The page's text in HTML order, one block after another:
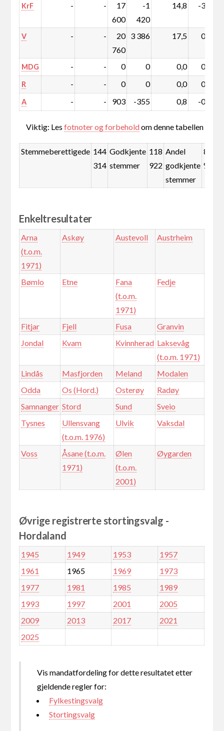
KrF - -
17
600
-1
420
14,8 -3,7
V - -
20
760
3 386 17,5 0,5
MDG - - 0 0 0,0 0,0
R - - 0 0 0,0 0,0
A - - 903 -355 0,8 -0,5
Viktig: Lesfotnoter og forbeholdom denne tabellen
Stemmeberettigede 144
314
Godkjente
stemmer
118
922
Andel
godkjente
stemmer
82,4
%
Enkeltresultater
Arna
(t.o.m.
1971)
Askøy Austevoll Austrheim
Bømlo Etne
Fana
(t.o.m.
1971)
Fedje
Fitjar Fjell Fusa
Granvin
Jondal
Kvam Kvinnherad Laksevåg
(t.o.m. 1971)
Lindås
Masfjorden Meland
Modalen
Odda
Os (Hord.) Osterøy
Radøy
Samnanger Stord Sund
Sveio
Tysnes
Ullensvang
(t.o.m. 1976)
Ulvik Vaksdal
Voss
Åsane (t.o.m.
1971)
Ølen
(t.o.m.
2001)
Øygarden
Øvrige registrerte stortingsvalg -
Hordaland
1945 1949 1953
1957
1961
1965 1969
1973
1977
1981 1985
1989
1993
1997 2001
2005
2009
2013 2017
2021
2025
Vis mandatfordeling for dette resultatet etter
gjeldende regler for:
Fylkestingsvalg
Stortingsvalg